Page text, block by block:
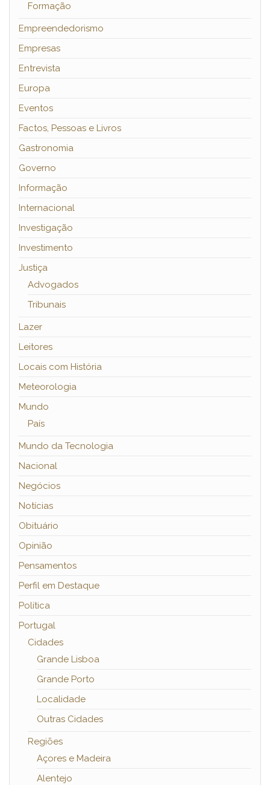
Formação
Empreendedorismo
Empresas
Entrevista
Europa
Eventos
Factos, Pessoas e Livros
Gastronomia
Governo
Informação
Internacional
Investigação
Investimento
Justiça
Advogados
Tribunais
Lazer
Leitores
Locais com História
Meteorologia
Mundo
País
Mundo da Tecnologia
Nacional
Negócios
Notícias
Obituário
Opinião
Pensamentos
Perfil em Destaque
Política
Portugal
Cidades
Grande Lisboa
Grande Porto
Localidade
Outras Cidades
Regiões
Açores e Madeira
Alentejo